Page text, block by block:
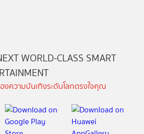
WORLD-CLASS SMART
งความบันเทิงระดับโลกตรงใจคุณ